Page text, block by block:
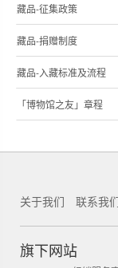
藏品-征集政策
藏品-捐赠制度
藏品-入藏标准及流程
「博物馆之友」章程
关于我们 联系我
旗下网站